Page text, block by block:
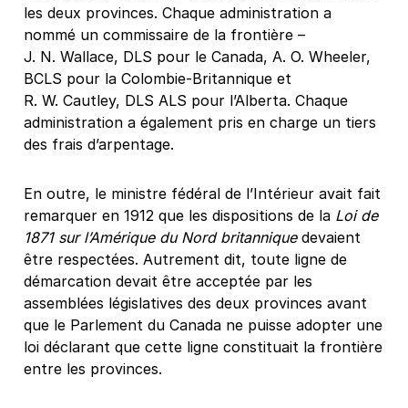
les deux provinces. Chaque administration a
nommé un commissaire de la frontière –
J. N. Wallace, DLS pour le Canada, A. O. Wheeler,
BCLS pour la Colombie-Britannique et
R. W. Cautley, DLS ALS pour l’Alberta. Chaque
administration a également pris en charge un tiers
des frais d’arpentage.
En outre, le ministre fédéral de l’Intérieur avait fait
remarquer en 1912 que les dispositions de la Loi de
1871 sur l’Amérique du Nord britannique devaient
être respectées. Autrement dit, toute ligne de
démarcation devait être acceptée par les
assemblées législatives des deux provinces avant
que le Parlement du Canada ne puisse adopter une
loi déclarant que cette ligne constituait la frontière
entre les provinces.